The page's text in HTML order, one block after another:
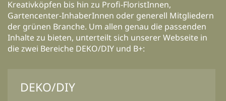
Kreativköpfen bis hin zu Profi-FloristInnen,
Gartencenter-InhaberInnen oder generell Mitgliedern
der grünen Branche. Um allen genau die passenden
Inhalte zu bieten, unterteilt sich unserer Webseite in
die zwei Bereiche DEKO/DIY und B+:
DEKO/DIY